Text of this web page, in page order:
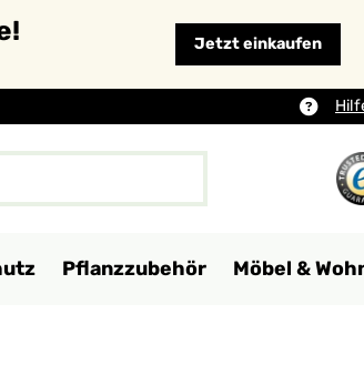
Jetzt einkaufen
Pflanzzubehör Möbel &